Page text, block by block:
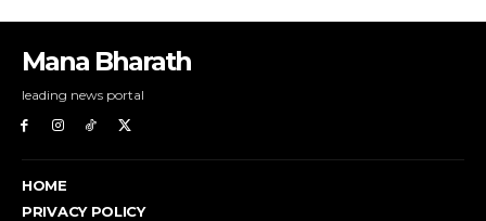
Mana Bharath
leading news portal
HOME
PRIVACY POLICY